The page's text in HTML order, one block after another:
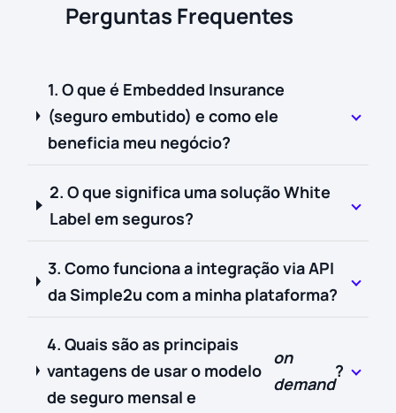
Perguntas Frequentes
1. O que é Embedded Insurance
(seguro embutido) e como ele
beneficia meu negócio?
2. O que significa uma solução White
Label em seguros?
3. Como funciona a integração via API
da Simple2u com a minha plataforma?
4. Quais são as principais
vantagens de usar o modelo
de seguro mensal e
on
demand
?